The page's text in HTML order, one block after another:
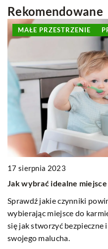
Rekomendowane
KAWIATY W DOMU
przestrzeni?
Odkryj, jak rośliny mogą
domowej przestrzeni.
zdrowotne i psychiczne
domu.